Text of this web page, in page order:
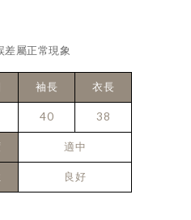
屬正常現象
袖長 衣長
40 38
適中
良好